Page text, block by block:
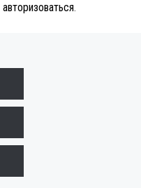
авторизоваться.